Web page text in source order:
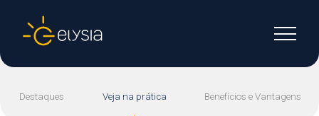
Destaques Veja na prática Benefícios e Vantagens